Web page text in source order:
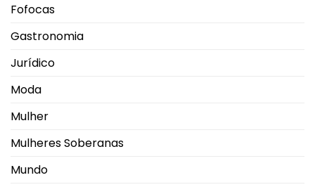
Fofocas
Gastronomia
Jurídico
Moda
Mulher
Mulheres Soberanas
Mundo